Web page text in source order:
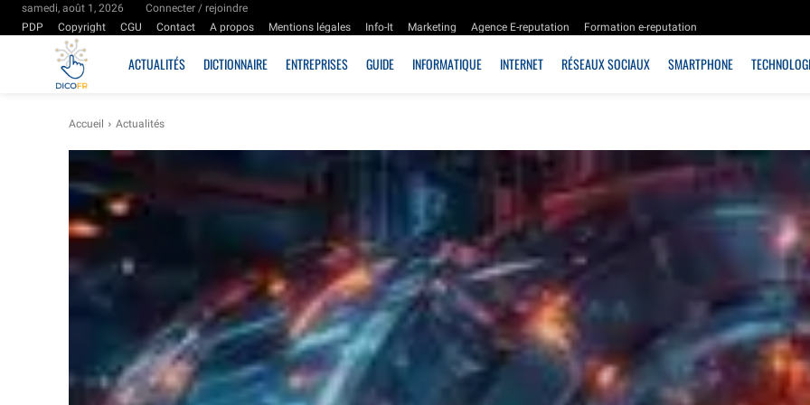
samedi, août 1, 2026
Connecter / rejoindre
PDP
Copyright CGU Contact A propos Mentions légales Info-It Marketing Agence E-reputation Formation e-reputation
ACTUALITÉS DICTIONNAIRE ENTREPRISES GUIDE INFORMATIQUE INTERNET RÉSEAUX SOCIAUX SMARTPHONE
Accueil Actualités